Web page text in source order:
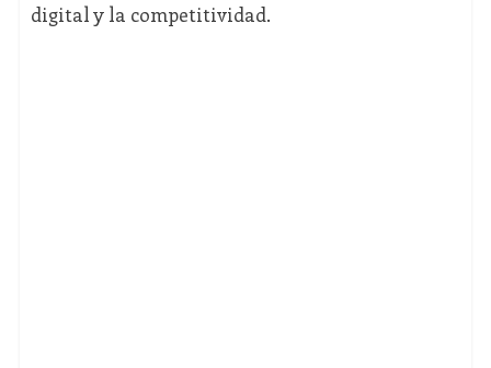
digital y la competitividad.